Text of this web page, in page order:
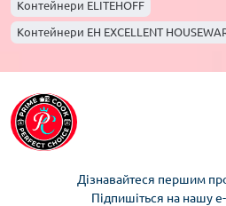
Контейнери ELITEHOFF
Контейнери EH EXCELLENT
Контейнери Roesle
Контейнери La Porcellana Bianca
Контейнери Brunbeste
Дізнавайтеся першим
Підпишіться на нашу